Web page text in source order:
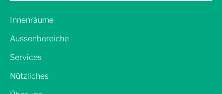
Innenräume
Aussenbereiche
Services
Nützliches